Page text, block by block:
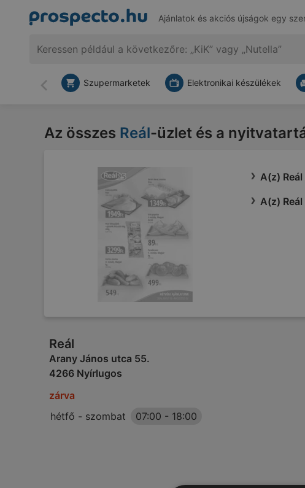
Ajánlatok és akciós újságok egy
Vissza
Szupermarketek Elektronikai készülékek
Az összes Reál-üzlet és a
A(z)
A(z)
Reál
Arany János utca 55.
4266 Nyírlugos
zárva
hétfő - szombat
07:00 - 18:00